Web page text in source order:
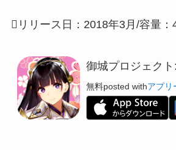
リリース日：2018年3月/容量：
御城プロジェクト
無料posted withアプリ